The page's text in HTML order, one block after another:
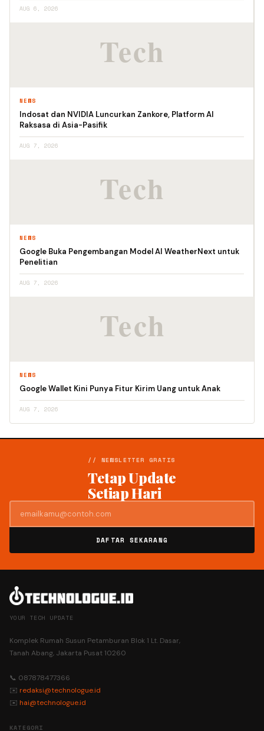
AUG 6, 2026
NEWS
Indosat dan NVIDIA Luncurkan Zankore, Platform AI
Raksasa di Asia-Pasifik
AUG 7, 2026
NEWS
Google Buka Pengembangan Model AI WeatherNext untuk
Penelitian
AUG 7, 2026
NEWS
Google Wallet Kini Punya Fitur Kirim Uang untuk Anak
AUG 7, 2026
// NEWSLETTER GRATIS
Tetap Update
Setiap Hari
DAFTAR SEKARANG
YOUR TECH UPDATE
Komplek Rumah Susun Petamburan Blok 1 Lt. Dasar,
Tanah Abang, Jakarta Pusat 10260
📞 087878477366
✉️ redaksi@technologue.id
✉️ hai@technologue.id
KATEGORI